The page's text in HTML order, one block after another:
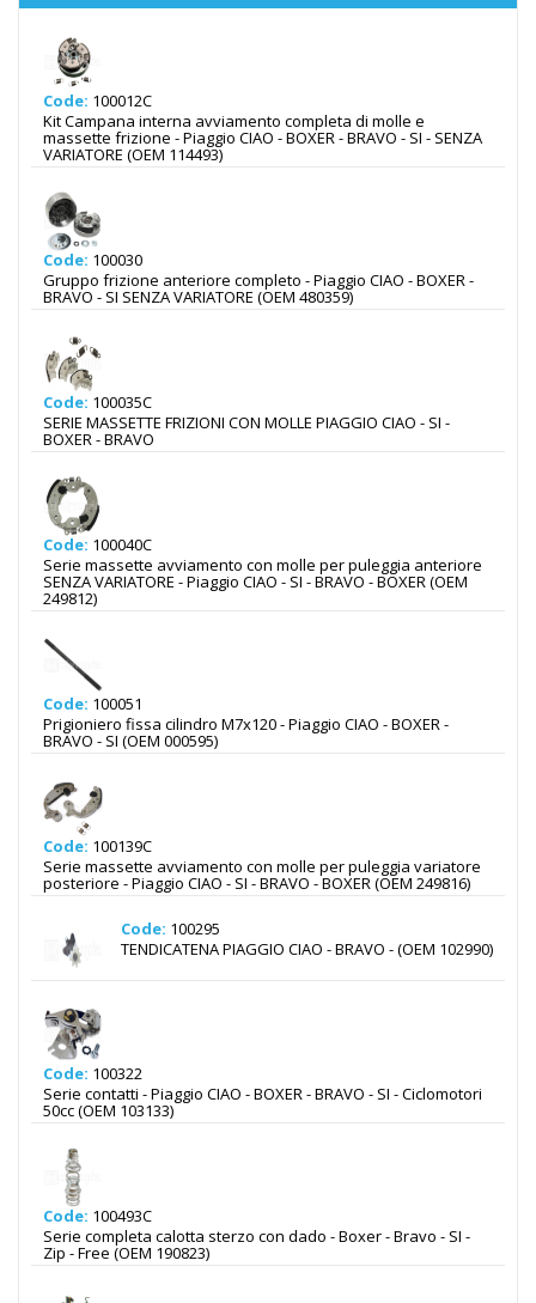
Code: 100012C
Kit Campana interna avviamento completa di molle e
massette frizione - Piaggio CIAO - BOXER - BRAVO - SI - SENZA
VARIATORE (OEM 114493)
Code: 100030
Gruppo frizione anteriore completo - Piaggio CIAO - BOXER -
BRAVO - SI SENZA VARIATORE (OEM 480359)
Code: 100035C
SERIE MASSETTE FRIZIONI CON MOLLE PIAGGIO CIAO - SI -
BOXER - BRAVO
Code: 100040C
Serie massette avviamento con molle per puleggia anteriore
SENZA VARIATORE - Piaggio CIAO - SI - BRAVO - BOXER (OEM
249812)
Code: 100051
Prigioniero fissa cilindro M7x120 - Piaggio CIAO - BOXER -
BRAVO - SI (OEM 000595)
Code: 100139C
Serie massette avviamento con molle per puleggia variatore
posteriore - Piaggio CIAO - SI - BRAVO - BOXER (OEM 249816)
Code: 100295
TENDICATENA PIAGGIO CIAO - BRAVO - (OEM 102990)
Code: 100322
Serie contatti - Piaggio CIAO - BOXER - BRAVO - SI - Ciclomotori
50cc (OEM 103133)
Code: 100493C
Serie completa calotta sterzo con dado - Boxer - Bravo - SI -
Zip - Free (OEM 190823)